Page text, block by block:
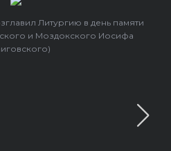
Литургию в день памяти
и Моздокского Иосифа